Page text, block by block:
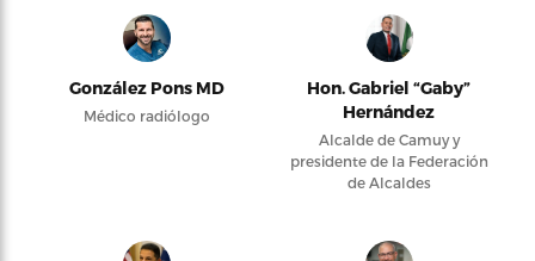
González Pons MD
Médico radiólogo
Hon. Gabriel “Gaby”
Hernández
Alcalde de Camuy y
presidente de la Federación
de Alcaldes